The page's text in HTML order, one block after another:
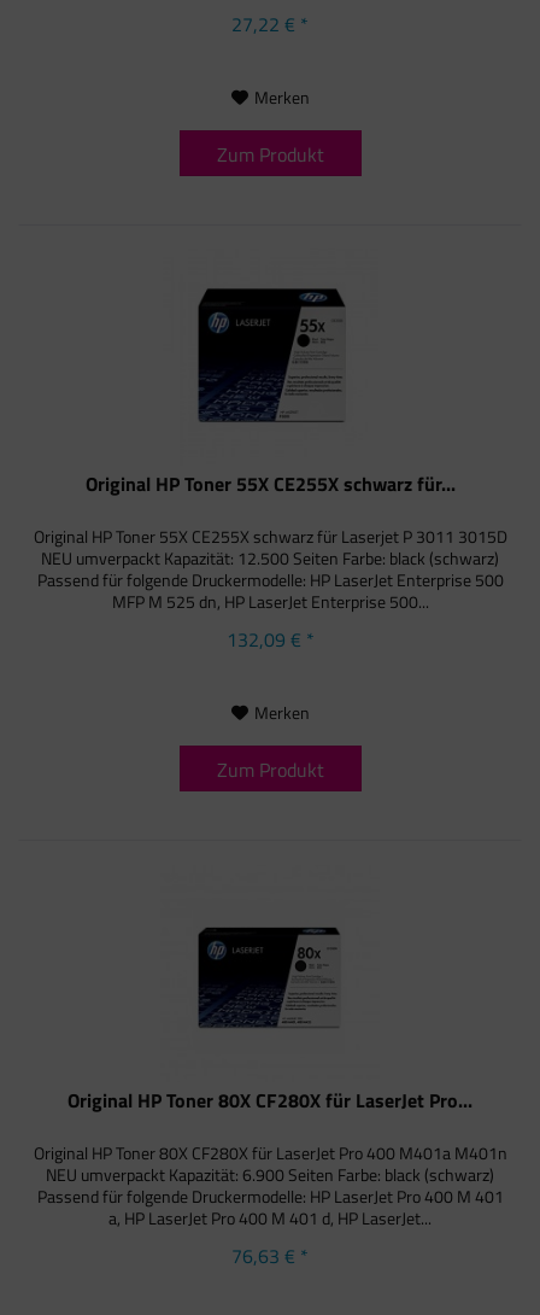
27,22 € *
Merken
Zum Produkt
Original HP Toner 55X CE255X schwarz für...
Original HP Toner 55X CE255X schwarz für Laserjet P 3011 3015D
NEU umverpackt Kapazität: 12.500 Seiten Farbe: black (schwarz)
Passend für folgende Druckermodelle: HP LaserJet Enterprise 500
MFP M 525 dn, HP LaserJet Enterprise 500...
132,09 € *
Merken
Zum Produkt
Original HP Toner 80X CF280X für LaserJet Pro...
Original HP Toner 80X CF280X für LaserJet Pro 400 M401a M401n
NEU umverpackt Kapazität: 6.900 Seiten Farbe: black (schwarz)
Passend für folgende Druckermodelle: HP LaserJet Pro 400 M 401
a, HP LaserJet Pro 400 M 401 d, HP LaserJet...
76,63 € *